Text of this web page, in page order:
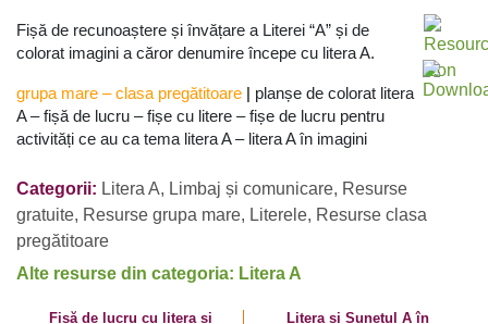
Fișă de recunoaștere și învățare a Literei “A” și de
colorat imagini a căror denumire începe cu litera A.
grupa mare – clasa pregătitoare | planșe de colorat litera
A – fișă de lucru – fișe cu litere – fișe de lucru pentru
activități ce au ca tema litera A – litera A în imagini
Categorii: Litera A, Limbaj și comunicare, Resurse
gratuite, Resurse grupa mare, Literele, Resurse clasa
pregătitoare
Alte resurse din categoria: Litera A
Fișă de lucru cu litera și
Litera și Sunetul A în